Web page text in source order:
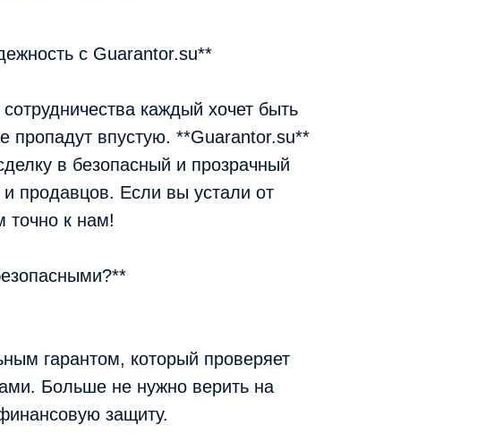
с Guarantor.su**
каждый хочет быть
пропадут впустую. **Guarantor.su**
в безопасный и прозрачный
продавцов. Если вы устали от
точно к нам!
гарантом, который проверяет
Больше не нужно верить на
защиту.